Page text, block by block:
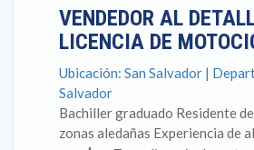
VENDEDOR AL
LICENCIA DE
Ubicación: San Salvador |
Salvador
Bachiller graduado Residente
zonas aledañas Experiencia de